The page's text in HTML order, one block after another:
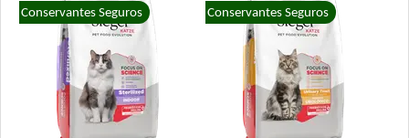
Conservantes Seguros
Conservantes Seguros